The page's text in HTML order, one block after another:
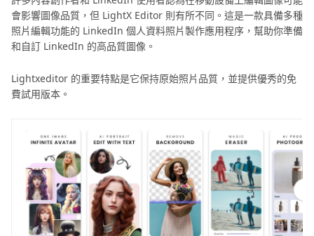
會影響圖像品質，但 LightX Editor 則有所不同。這是一款具備多種
照片編輯功能的 LinkedIn 個人資料照片製作應用程序，幫助你準備
和自訂 LinkedIn 的高品質圖像。
Lightxeditor 的重要特點是它保持原始照片品質，並提供優秀的免
費試用版本。